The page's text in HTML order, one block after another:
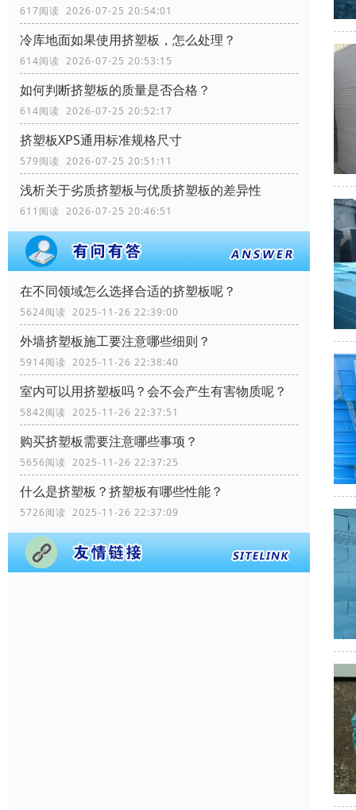
617阅读 2026-07-25 20:54:01
冷库地面如果使用挤塑板，怎么处理？
614阅读 2026-07-25 20:53:15
如何判断挤塑板的质量是否合格？
614阅读 2026-07-25 20:52:17
挤塑板XPS通用标准规格尺寸
579阅读 2026-07-25 20:51:11
浅析关于劣质挤塑板与优质挤塑板的差异性
611阅读 2026-07-25 20:46:51
在不同领域怎么选择合适的挤塑板呢？
5624阅读 2025-11-26 22:39:00
外墙挤塑板施工要注意哪些细则？
5914阅读 2025-11-26 22:38:40
室内可以用挤塑板吗？会不会产生有害物质呢？
5842阅读 2025-11-26 22:37:51
购买挤塑板需要注意哪些事项？
5656阅读 2025-11-26 22:37:25
什么是挤塑板？挤塑板有哪些性能？
5726阅读 2025-11-26 22:37:09